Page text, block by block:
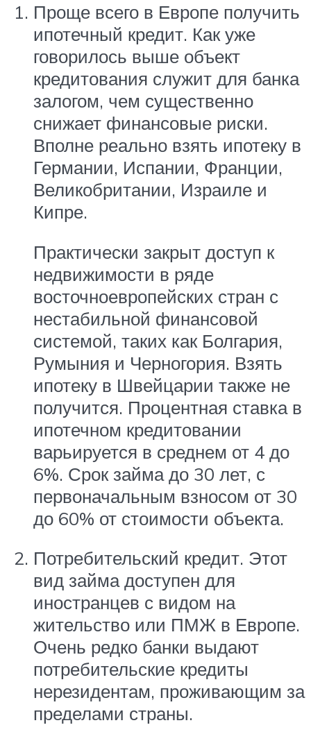
Проще всего в Европе получить
ипотечный кредит. Как уже
говорилось выше объект
кредитования служит для банка
залогом, чем существенно
снижает финансовые риски.
Вполне реально взять ипотеку в
Германии, Испании, Франции,
Великобритании, Израиле и
Кипре.
Практически закрыт доступ к
недвижимости в ряде
восточноевропейских стран с
нестабильной финансовой
системой, таких как Болгария,
Румыния и Черногория. Взять
ипотеку в Швейцарии также не
получится. Процентная ставка в
ипотечном кредитовании
варьируется в среднем от 4 до
6%. Срок займа до 30 лет, с
первоначальным взносом от 30
до 60% от стоимости объекта.
Потребительский кредит. Этот
вид займа доступен для
иностранцев с видом на
жительство или ПМЖ в Европе.
Очень редко банки выдают
потребительские кредиты
нерезидентам, проживающим за
пределами страны.